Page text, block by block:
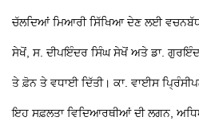
ਚੱਲਦਿਆਂ ਮਿਆਰੀ ਸਿੱਖਿਆ ਦੇਣ ਲਈ
ਸੇਖੋਂ, ਸ. ਦੀਪਇੰਦਰ ਸਿੰਘ ਸੇਖੋਂ ਅਤੇ ਡਾ.
ਤੇ ਫ਼ੋਨ ਤੇ ਵਧਾਈ ਦਿੱਤੀ। ਕਾ. ਵਾਈਸ
ਇਹ ਸਫ਼ਲਤਾ ਵਿਦਿਆਰਥੀਆਂ ਦੀ ਲਗਨ,